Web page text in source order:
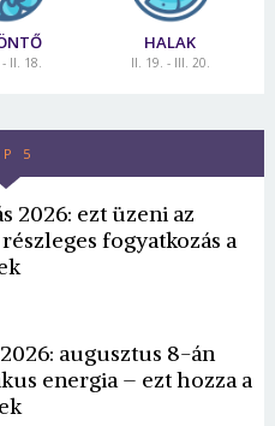
II. 18.
HALAK
II. 19. - III. 20.
5
2026: ezt üzeni az
fogyatkozás a
augusztus 8-án
energia – ezt hozza a